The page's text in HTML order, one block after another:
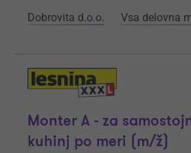
Dobrovita d.o.o. Vsa delovna
Monter A - za
kuhinj po meri (m/ž)